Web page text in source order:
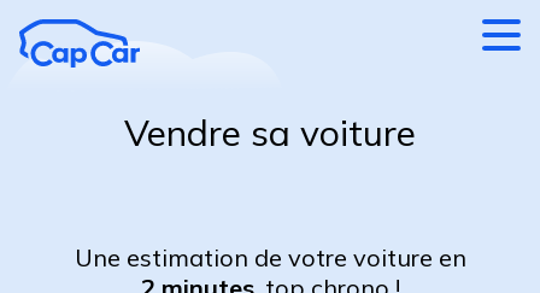
Vendre sa voiture
Une estimation de votre voiture en